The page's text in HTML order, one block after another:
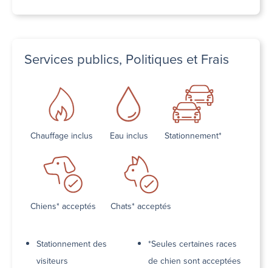
Services publics, Politiques et Frais
Chauffage inclus Eau inclus Stationnement*
Chiens* acceptés Chats* acceptés
Stationnement des
visiteurs
*Seules certaines races
de chien sont acceptées